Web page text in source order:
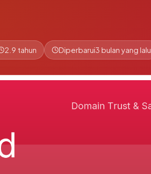
2.9 tahun Diperbarui3 bulan yang lalu